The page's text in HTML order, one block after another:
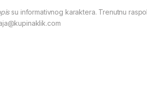
su informativnog karaktera. Trenutnu